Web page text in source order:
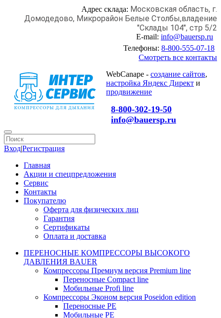
Адрес склада: Московская область, г.
Домодедово, Микрорайон Белые Столбы,владение
"Склады 104", стр 5/2
E-mail: info@bauersp.ru
Телефоны: 8-800-555-07-18
Смотреть все контакты
WebCanape - создание сайтов,
настройка Яндекс Директ и
продвижение
8-800-302-19-50
info@bauersp.ru
Вход|Регистрация
Главная
Акции и спецпредложения
Сервис
Контакты
Покупателю
Оферта для физических лиц
Гарантия
Сертификаты
Оплата и доставка
ПЕРЕНОСНЫЕ КОМПРЕССОРЫ ВЫСОКОГО
ДАВЛЕНИЯ BAUER
Компрессоры Премиум версия Premium line
Переносные Compact line
Мобильные Profi line
Компрессоры Эконом версия Poseidon edition
Переносные PE
Мобильные PE